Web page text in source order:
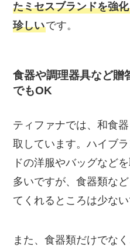
たミセスブランドを強
珍しいです。
食器や調理器具など贈
でもOK
ティファナでは、和食
取しています。ハイブ
ドの洋服やバッグなど
多いですが、食器類な
てくれるところは少ない
また、食器類だけでな